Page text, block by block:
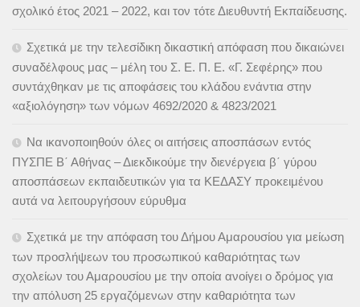
σχολικό έτος 2021 – 2022, και τον τότε Διευθυντή Εκπαίδευσης.
Σχετικά με την τελεσίδικη δικαστική απόφαση που δικαιώνει
συναδέλφους μας – μέλη του Σ. Ε. Π. Ε. «Γ. Σεφέρης» που
συντάχθηκαν με τις αποφάσεις του κλάδου ενάντια στην
«αξιολόγηση» των νόμων 4692/2020 & 4823/2021
Να ικανοποιηθούν όλες οι αιτήσεις αποσπάσων εντός
ΠΥΣΠΕ Β΄ Αθήνας – Διεκδικούμε την διενέργεια β΄ γύρου
αποσπάσεων εκπαιδευτικών για τα ΚΕΔΑΣΥ προκειμένου
αυτά να λειτουργήσουν εύρυθμα
Σχετικά με την απόφαση του Δήμου Αμαρουσίου για μείωση
των προσλήψεων του προσωπικού καθαριότητας των
σχολείων του Αμαρουσίου με την οποία ανοίγει ο δρόμος για
την απόλυση 25 εργαζόμενων στην καθαριότητα των